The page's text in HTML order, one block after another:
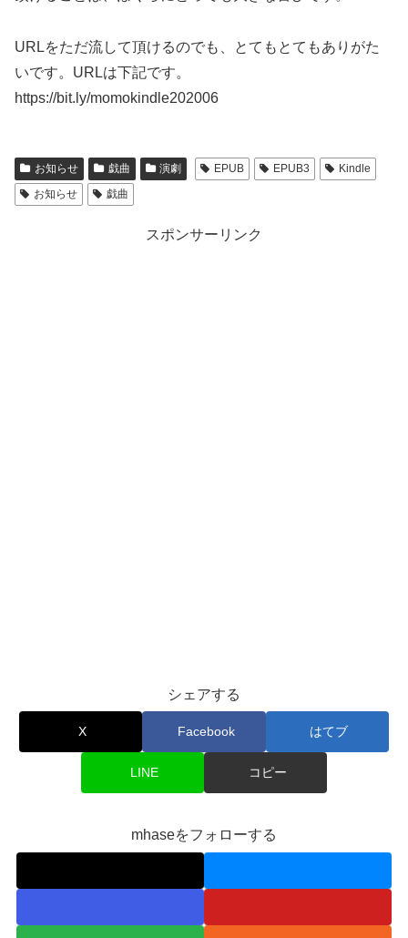
URLをただ流して頂けるのでも、とてもとてもありがた
いです。URLは下記です。
https://bit.ly/momokindle202006
お知らせ 戯曲 演劇 EPUB EPUB3
Kindle
お知らせ
戯曲
スポンサーリンク
シェアする
X Facebook はてブ
LINE コピー
mhaseをフォローする